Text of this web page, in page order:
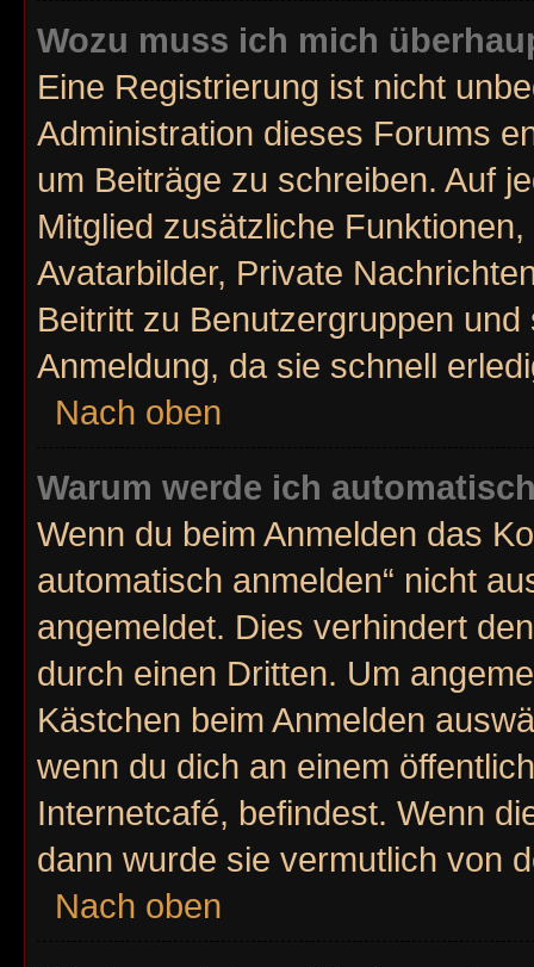
Wozu muss ich mich
Eine Registrierung ist nicht
Administration dieses Forums
um Beiträge zu schreiben. Auf
Mitglied zusätzliche
Avatarbilder, Private
Beitritt zu Benutzergruppen
Anmeldung, da sie schnell
Nach oben
Warum werde ich
Wenn du beim Anmelden das
automatisch anmelden“ nicht
angemeldet. Dies verhindert
durch einen Dritten. Um
Kästchen beim Anmelden
wenn du dich an einem
Internetcafé, befindest. Wenn
dann wurde sie vermutlich von
Nach oben